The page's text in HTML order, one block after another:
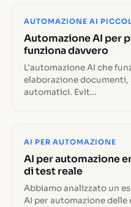
AUTOMAZIONE AI
Automazione AI per
funziona davvero
L'automazione AI che
elaborazione
automatici. Evit…
AI PER AUTOMAZIONE
AI per automazione
di test reale
Abbiamo analizzato un
AI per automazione delle